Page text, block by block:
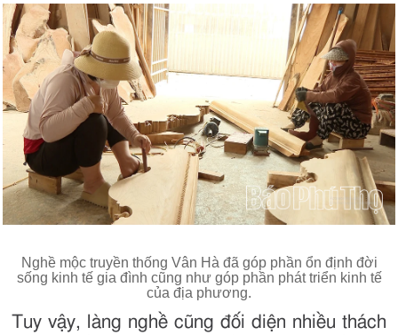
Nghề mộc truyền thống Vân Hà đã góp phần ổn định đời
sống kinh tế gia đình cũng như góp phần phát triển kinh tế
của địa phương.
Tuy vậy, làng nghề cũng đối diện nhiều thách